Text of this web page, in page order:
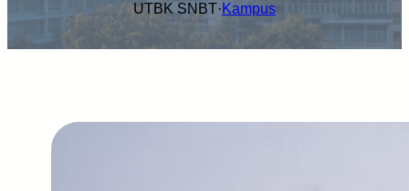
UTBK SNBT· Kampus